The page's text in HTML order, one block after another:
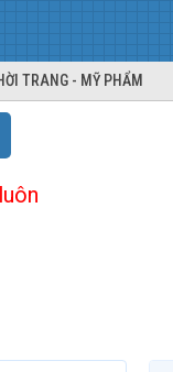
TRANG - MỸ PHẨM